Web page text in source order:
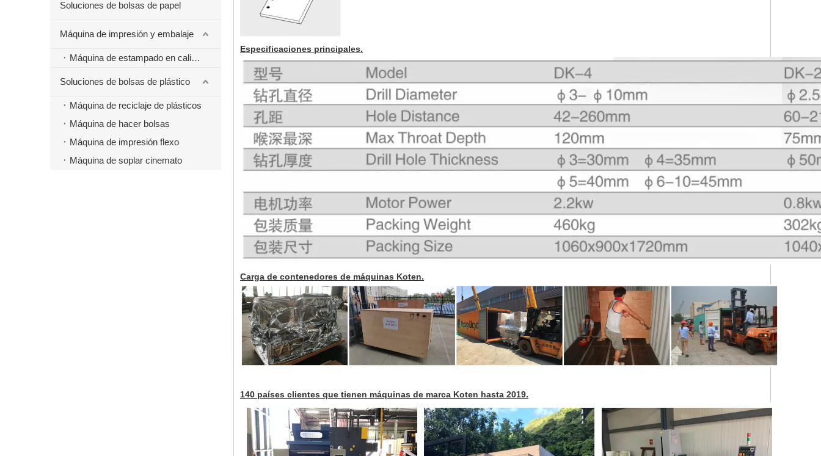
Soluciones de bolsas de papel
Máquina de impresión y embalaje
Máquina de estampado en caliente
Soluciones de bolsas de plástico
Máquina de reciclaje de plásticos
Máquina de hacer bolsas
Máquina de impresión flexo
Máquina de soplar cinemato
Especificaciones principales.
Carga de contenedores de máquinas Koten.
140 países clientes que tienen máquinas de marca Koten hasta 2019.